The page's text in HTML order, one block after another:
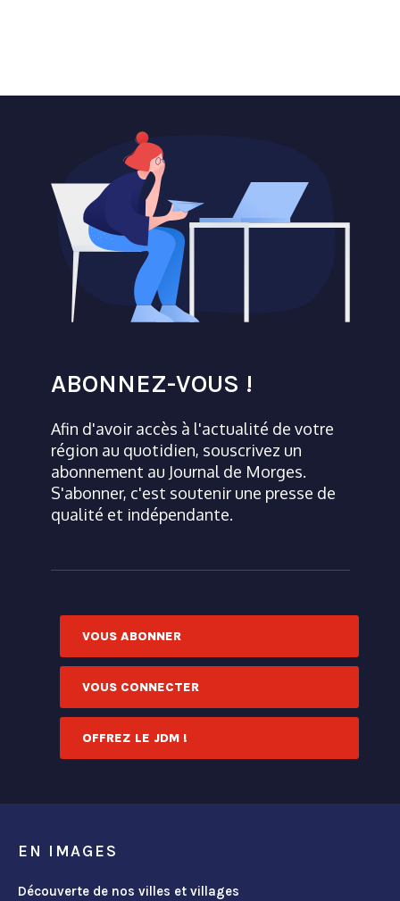
ABONNEZ-VOUS !
Afin d'avoir accès à l'actualité de votre
région au quotidien, souscrivez un
abonnement au Journal de Morges.
S'abonner, c'est soutenir une presse de
qualité et indépendante.
VOUS ABONNER
VOUS CONNECTER
OFFREZ LE JDM !
EN IMAGES
Découverte de nos villes et villages